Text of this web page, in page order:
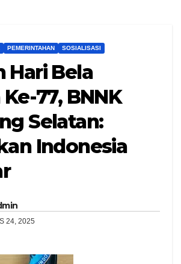
PEMERINTAHAN SOSIALISASI
Hari Bela
77, BNNK
Selatan:
Indonesia
24, 2025